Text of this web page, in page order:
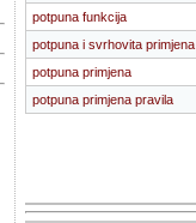
potpuna funkcija
potpuna i svrhovita primjena
potpuna primjena
potpuna primjena pravila